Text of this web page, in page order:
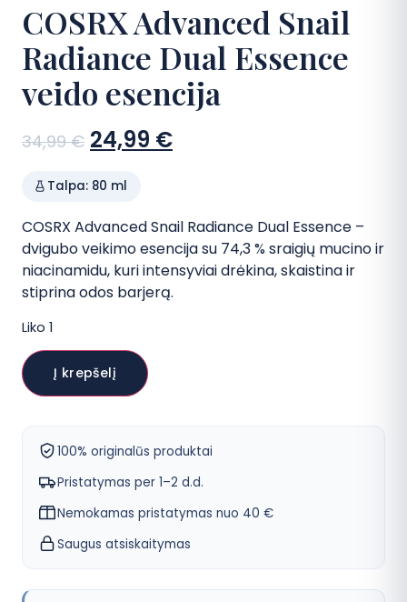
COSRX Advanced Snail
Radiance Dual Essence
veido esencija
34,99€ Sena
24,99 €Dabartinė
Talpa: 80 ml
COSRX Advanced Snail Radiance Dual Essence –
dvigubo veikimo esencija su 74,3 % sraigių mucino ir
niacinamidu, kuri intensyviai drėkina, skaistina ir
stiprina odos barjerą.
Liko 1
produkto
kiekis:
COSRX
Advanced
Dual
Essence
veido
esencija
Į krepšelį
100% originalūs produktai
Pristatymas per 1–2 d.d.
Nemokamas pristatymas nuo 40 €
Saugus atsiskaitymas